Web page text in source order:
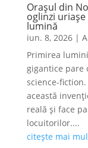
Orașul din
oglinzi
lumină
iun. 8, 2026|
Primirea
gigantice pare
science-
această
reală și face
locuitorilor....
citește mai